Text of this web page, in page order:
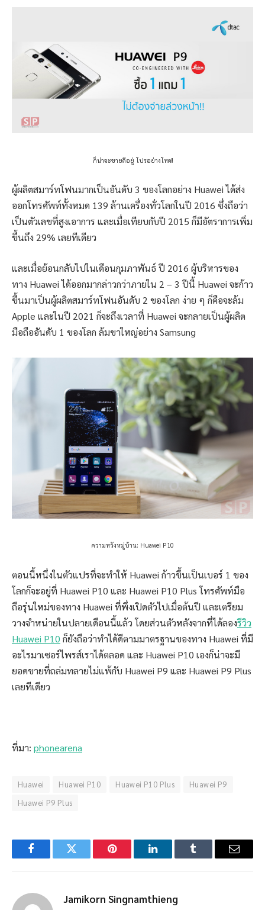
ก็น่าจะขายดีอยู่ โปรอย่างโหด!!
ผู้ผลิตสมาร์ทโฟนมากเป็นอันดับ 3 ของโลกอย่าง Huawei ได้ส่ง
ออกโทรศัพท์ทั้งหมด 139 ล้านเครื่องทั่วโลกในปี 2016 ซึ่งถือว่า
เป็นตัวเลขที่สูงเอาการ และเมื่อเทียบกับปี 2015 ก็มีอัตราการเพิ่ม
ขึ้นถึง 29% เลยทีเดียว
และเมื่อย้อนกลับไปในเดือนกุมภาพันธ์ ปี 2016 ผู้บริหารของ
ทาง Huawei ได้ออกมากล่าวกว่าภายใน 2 – 3 ปีนี้ Huawei จะก้าว
ขึ้นมาเป็นผู้ผลิตสมาร์ทโฟนอันดับ 2 ของโลก ง่าย ๆ ก็คือจะล้ม
Apple และในปี 2021 ก็จะถึงเวลาที่ Huawei จะกลายเป็นผู้ผลิต
มือถืออันดับ 1 ของโลก ล้มขาใหญ่อย่าง Samsung
ความหวังหมู่บ้าน: Huawei P10
ตอนนี้หนึ่งในตัวแปรที่จะทำให้ Huawei ก้าวขึ้นเป็นเบอร์ 1 ของ
โลกก็จะอยู่ที่ Huawei P10 และ Huawei P10 Plus โทรศัพท์มือ
ถือรุ่นใหม่ของทาง Huawei ที่พึ่งเปิดตัวไปเมื่อต้นปี และเตรียม
วางจำหน่ายในปลายเดือนนี้แล้ว โดยส่วนตัวหลังจากที่ได้ลองรีวิว
Huawei P10 ก็ยังถือว่าทำได้ดีตามมาตรฐานของทาง Huawei ที่มี
อะไรมาเซอร์ไพรส์เราได้ตลอด และ Huawei P10 เองก็น่าจะมี
ยอดขายที่ถล่มทลายไม่แพ้กับ Huawei P9 และ Huawei P9 Plus
เลยทีเดียว
ที่มา: phonearena
Huawei Huawei P10 Huawei P10 Plus
Huawei P9
Huawei P9 Plus
FacebookTwitter Pinterest LinkedInTumblr Email
Jamikorn Singnamthieng